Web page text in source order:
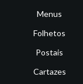
Menus
Folhetos
Postais
Cartazes